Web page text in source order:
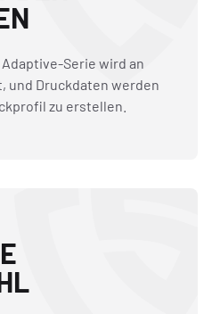
Serie wird an
und Druckdaten werden
zu erstellen.